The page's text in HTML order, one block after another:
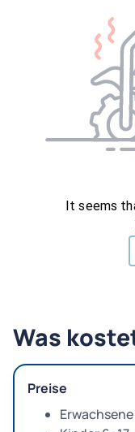
Was
Preise